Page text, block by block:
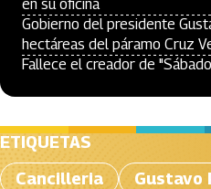
en su oficina
Gobierno del presidente
hectáreas del páramo Cruz
Fallece el creador de
ETIQUETAS
Cancilleria
Gustavo